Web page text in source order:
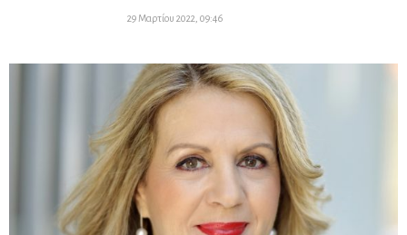
29 Μαρτίου 2022, 09:46